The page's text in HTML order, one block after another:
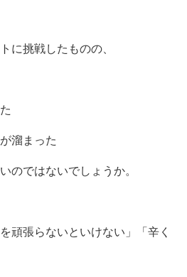
に挑戦したものの、
溜まった
のではないでしょうか。
頑張らないといけない」「辛く